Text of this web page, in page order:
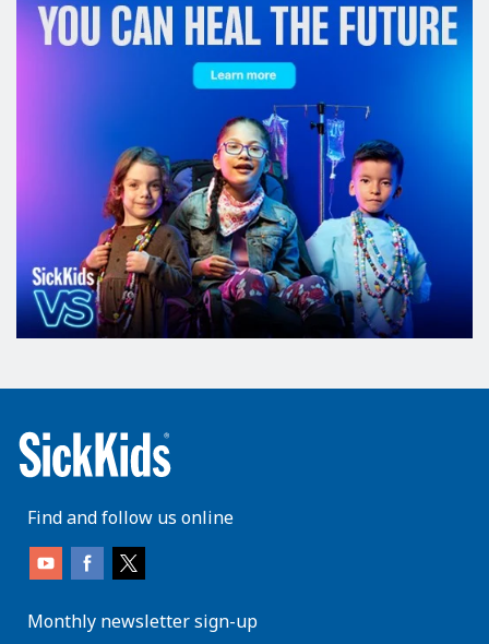
Find and follow us online
Monthly newsletter sign-up